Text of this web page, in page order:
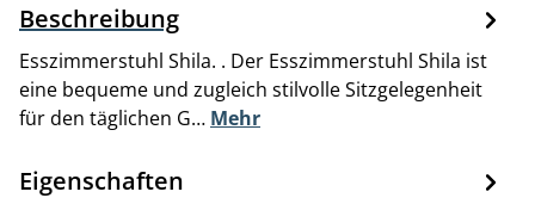
Beschreibung
Esszimmerstuhl Shila. . Der Esszimmerstuhl Shila ist
eine bequeme und zugleich stilvolle Sitzgelegenheit
für den täglichen G… Mehr
Eigenschaften